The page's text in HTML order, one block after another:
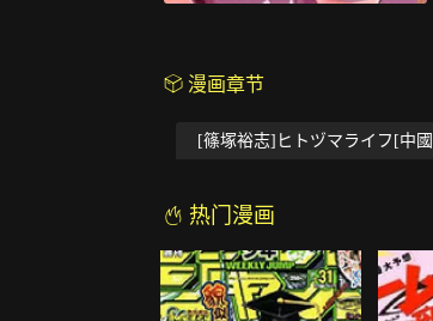
漫画章节
[篠塚裕志]ヒトヅマライフ[中
热门漫画